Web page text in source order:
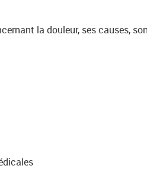
la douleur, ses causes, son